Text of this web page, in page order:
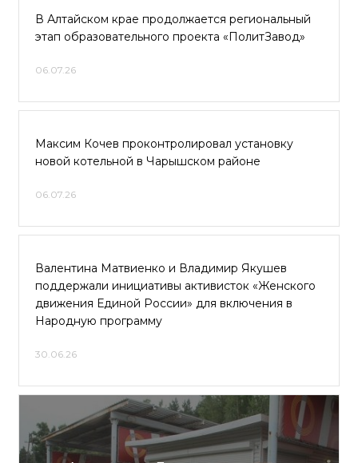
В Алтайском крае продолжается региональный
этап образовательного проекта «ПолитЗавод»
06.07.26
Максим Кочев проконтролировал установку
новой котельной в Чарышском районе
06.07.26
Валентина Матвиенко и Владимир Якушев
поддержали инициативы активисток «Женского
движения Единой России» для включения в
Народную программу
30.06.26